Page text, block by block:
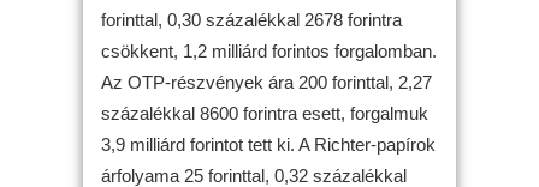
forinttal, 0,30 százalékkal 2678 forintra
csökkent, 1,2 milliárd forintos forgalomban.
Az OTP-részvények ára 200 forinttal, 2,27
százalékkal 8600 forintra esett, forgalmuk
3,9 milliárd forintot tett ki. A Richter-papírok
árfolyama 25 forinttal, 0,32 százalékkal